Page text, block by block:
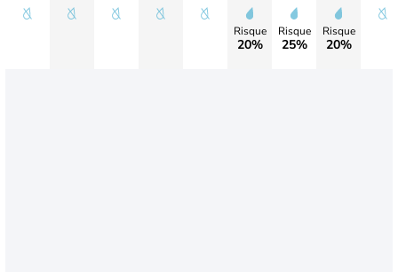
Risque
20%
Risque
25%
Risque
20%